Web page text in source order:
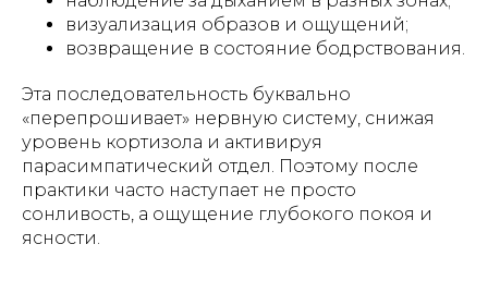
визуализация образов и ощущений;
возвращение в состояние бодрствования.
Эта последовательность буквально
«перепрошивает» нервную систему, снижая
уровень кортизола и активируя
парасимпатический отдел. Поэтому после
практики часто наступает не просто
сонливость, а ощущение глубокого покоя и
ясности.